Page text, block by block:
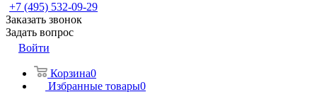
+7 (495) 532-09-29
Заказать звонок
Задать вопрос
Войти
Корзина0
Избранные товары0